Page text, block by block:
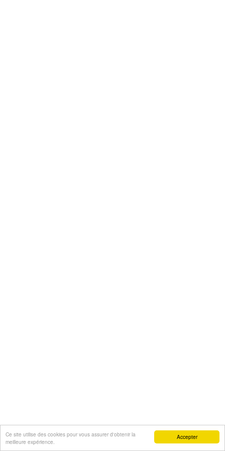
Accepter
Ce site utilise des cookies pour vous assurer d'obtenir la
meilleure expérience.